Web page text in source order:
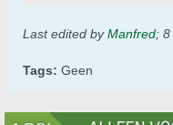
Last edited byManfred; 8
Tags: Geen